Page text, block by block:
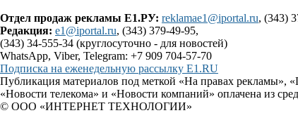
Отдел продаж рекламы Е1.РУ: reklamae1@iportal.ru, (343)
Редакция: e1@iportal.ru, (343) 379-49-95,
(343) 34-555-34 (круглосуточно - для новостей)
WhatsApp, Viber, Telegram: +7 909 704-57-70
Подписка на еженедельную рассылку E1.RU
Публикация материалов под меткой «На правах рекламы»,
«Новости телекома» и «Новости компаний» оплачена из
© ООО «ИНТЕРНЕТ ТЕХНОЛОГИИ»